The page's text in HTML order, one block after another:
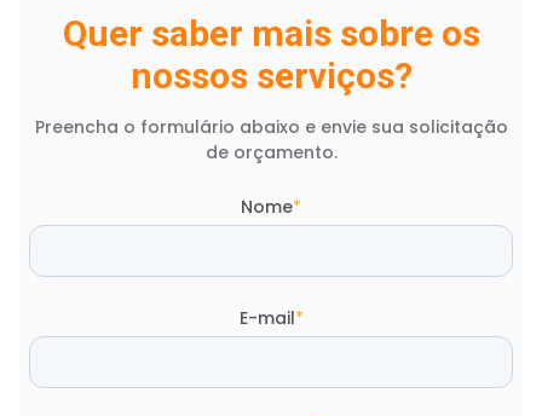
Quer saber mais sobre os
nossos serviços?
Preencha o formulário abaixo e envie sua solicitação
de orçamento.
Nome*
E-mail*